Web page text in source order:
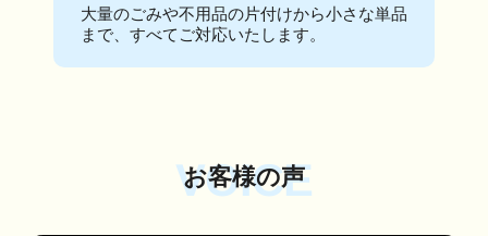
大量のごみや不用品の片付けから小さな単品
まで、すべてご対応いたします。
VOICE
お客様の声